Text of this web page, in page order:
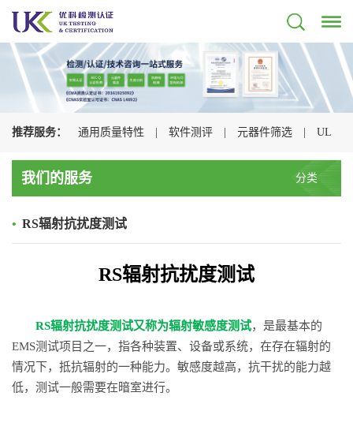
推荐服务： 通用质量特性 | 软件测评 | 元器件筛选 | UL
认证 | CSA认证
我们的服务 分类
• RS辐射抗扰度测试
RS辐射抗扰度测试
RS辐射抗扰度测试又称为辐射敏感度测试，是最基本的
EMS测试项目之一，指各种装置、设备或系统，在存在辐射的
情况下，抵抗辐射的一种能力。敏感度越高，抗干扰的能力越
低，测试一般需要在暗室进行。